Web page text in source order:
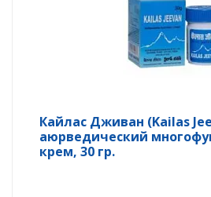
Кайлас Дживан (Kailas
аюрведический
крем, 30 гр.